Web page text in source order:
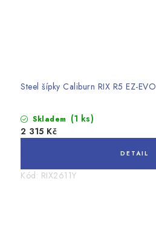
Steel šípky Caliburn RIX R5 EZ-EVO
Skladem (1 ks)
2 315 Kč
Kód: RIX2611Y